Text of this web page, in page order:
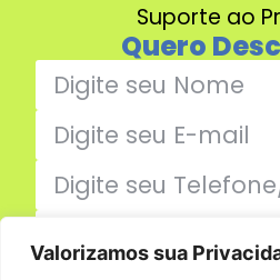
Valorizamos sua
Suporte ao
Quero